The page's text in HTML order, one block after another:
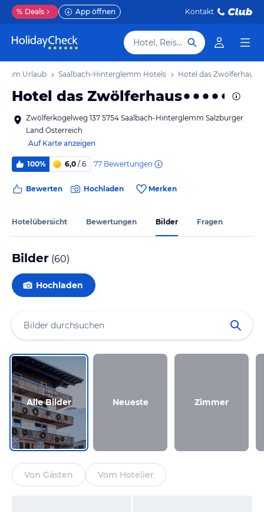
% Deals App öffnen Kontakt
Hotel, Reiseziel
Urlaub Saalbach-Hinterglemm Hotels Hotel das Zwölferhaus
Hotel das Zwölferhaus
Zwölferkogelweg 137 5754 Saalbach-Hinterglemm Salzburger
Land Österreich
Auf Karte anzeigen
100% 6,0 / 6 77 Bewertungen
Bewerten Hochladen Merken
Hotelübersicht Bewertungen Bilder Fragen
Bilder (60)
Hochladen
Alle Bilder Neueste Zimmer
Von Gästen Vom Hotelier